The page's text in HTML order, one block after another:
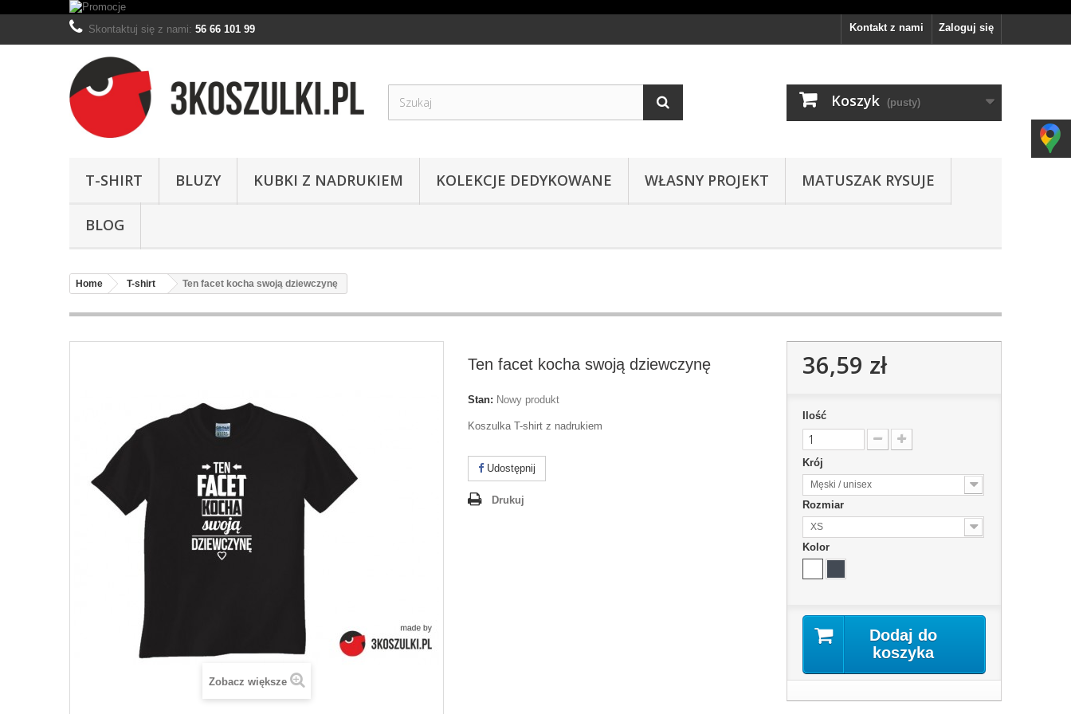
Zaloguj się
Kontakt z nami
Skontaktuj się z nami: 56 66 101 99
Koszyk (pusty)
T-SHIRT BLUZY KUBKI Z NADRUKIEM KOLEKCJE DEDYKOWANE WŁASNY PROJEKT MATUSZAK RYSUJE
BLOG
Home T-shirt Ten facet kocha swoją dziewczynę
Zobacz większe
Ten facet kocha swoją dziewczynę
Stan: Nowy produkt
Koszulka T-shirt z nadrukiem
Udostępnij
Drukuj
36,59 zł
Ilość
Krój
Męski / unisex
Rozmiar
XS
Kolor
Dodaj do
koszyka